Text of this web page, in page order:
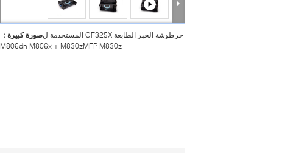
صورة كبيرة :خرطوشة الحبر الطابعة CF325X المستخدمة ل
M806dn M806x + M830zMFP M830z